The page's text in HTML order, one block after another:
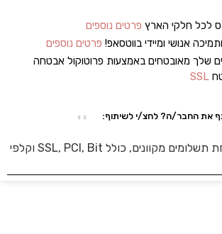
לכל חלקי הארץ פרטים נוספים
אנושי ומיידי בווטסאפ! פרטים נוספים
שלך מאובטחים באמצעות פרוטוקול אבטחה
SSL
את החבר/ה? לחצ/י לשיתוף: